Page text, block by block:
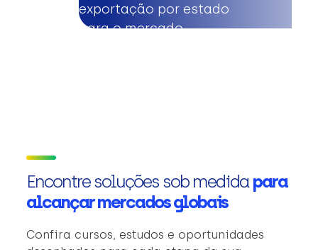
exportação por estado
para o mercado
Encontre soluções sob medidapara
alcançar mercados globais
Confira cursos, estudos e oportunidades